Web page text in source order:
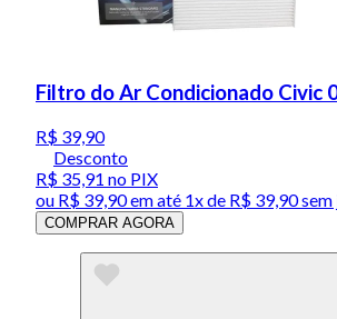
Filtro do Ar Condicionado Civic
R$ 39,90
Desconto
R$ 35,91 no PIX
ou R$ 39,90em até 1x de R$ 39,90sem
COMPRAR AGORA